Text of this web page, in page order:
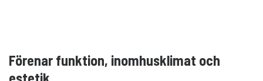
Förenar funktion, inomhusklimat och